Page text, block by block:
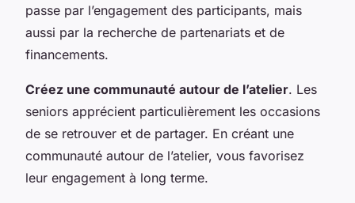
passe par l’engagement des participants, mais
aussi par la recherche de partenariats et de
financements.
Créez une communauté autour de l’atelier. Les
seniors apprécient particulièrement les occasions
de se retrouver et de partager. En créant une
communauté autour de l’atelier, vous favorisez
leur engagement à long terme.